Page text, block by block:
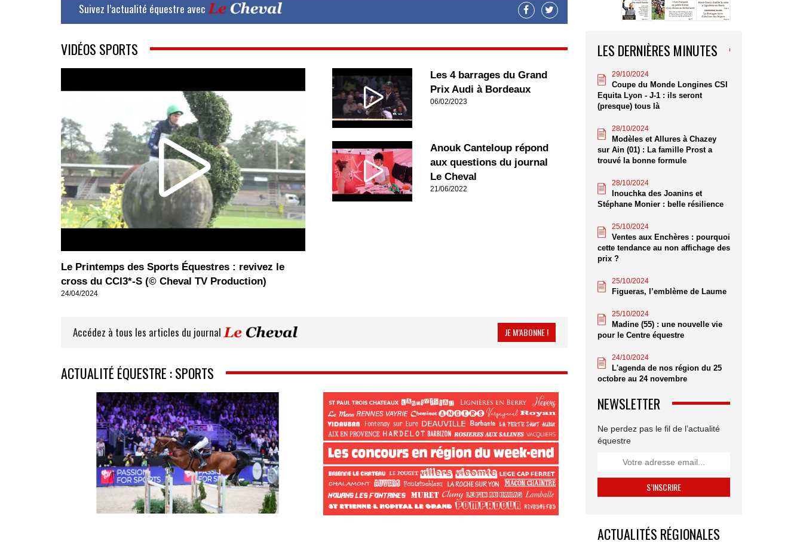
Suivez l’actualité équestre avec
VIDÉOS SPORTS
Le Printemps des Sports Équestres : revivez le
cross du CCI3*-S (© Cheval TV Production)
24/04/2024
Les 4 barrages du Grand
Prix Audi à Bordeaux
06/02/2023
Anouk Canteloup répond
aux questions du journal
Le Cheval
21/06/2022
Accédez à tous les articles du journal JE M’ABONNE !
ACTUALITÉ ÉQUESTRE : SPORTS
LES DERNIÈRES MINUTES
29/10/2024
Coupe du Monde Longines CSI
Equita Lyon - J-1 : ils seront
(presque) tous là
28/10/2024
Modèles et Allures à Chazey
sur Ain (01) : La famille Prost a
trouvé la bonne formule
28/10/2024
Inouchka des Joanins et
Stéphane Monier : belle résilience
25/10/2024
Ventes aux Enchères : pourquoi
cette tendance au non affichage des
prix ?
25/10/2024
Figueras, l’emblème de Laume
25/10/2024
Madine (55) : une nouvelle vie
pour le Centre équestre
24/10/2024
L'agenda de nos région du 25
octobre au 24 novembre
NEWSLETTER
Ne perdez pas le fil de l’actualité
équestre
ACTUALITÉS RÉGIONALES